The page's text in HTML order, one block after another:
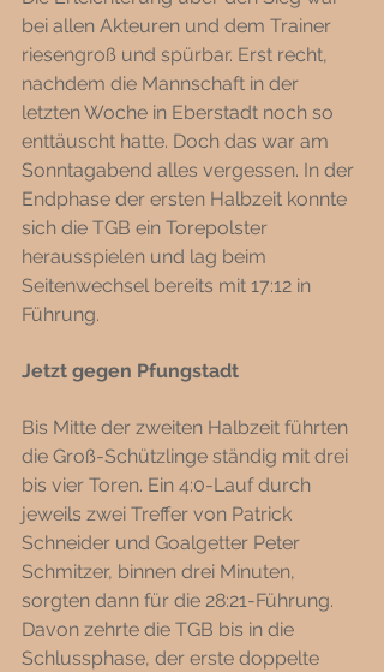
bei allen Akteuren und dem Trainer
riesengroß und spürbar. Erst recht,
nachdem die Mannschaft in der
letzten Woche in Eberstadt noch so
enttäuscht hatte. Doch das war am
Sonntagabend alles vergessen. In der
Endphase der ersten Halbzeit konnte
sich die TGB ein Torepolster
herausspielen und lag beim
Seitenwechsel bereits mit 17:12 in
Führung.
Jetzt gegen Pfungstadt
Bis Mitte der zweiten Halbzeit führten
die Groß-Schützlinge ständig mit drei
bis vier Toren. Ein 4:0-Lauf durch
jeweils zwei Treffer von Patrick
Schneider und Goalgetter Peter
Schmitzer, binnen drei Minuten,
sorgten dann für die 28:21-Führung.
Davon zehrte die TGB bis in die
Schlussphase, der erste doppelte